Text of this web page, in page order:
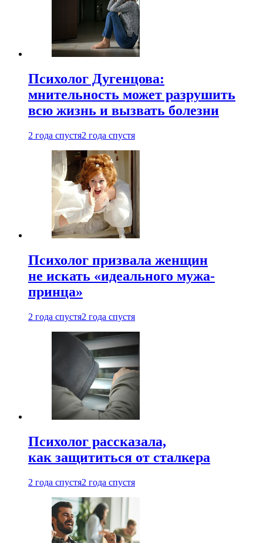
Психолог Дугенцова:
мнительность может разрушить
всю жизнь и вызвать болезни
2 года спустя2 года спустя
Психолог призвала женщин
не искать «идеального мужа-
принца»
2 года спустя2 года спустя
Психолог рассказала,
как защититься от сталкера
2 года спустя2 года спустя